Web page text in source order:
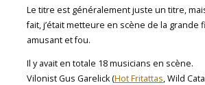
Le titre est généralement juste un titre,
fait, j’était metteure en scène de la grande
amusant et fou.
Il y avait en totale 18 musicians en scène.
Vilonist Gus Garelick (Hot Fritattas , Wild